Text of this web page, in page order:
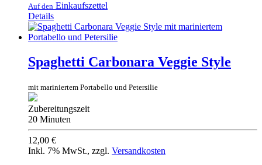
Auf den Einkaufszettel
Details
Spaghetti Carbonara Veggie Style
mit mariniertem Portabello und Petersilie
Zubereitungszeit
20 Minuten
12,00 €
Inkl. 7% MwSt., zzgl. Versandkosten